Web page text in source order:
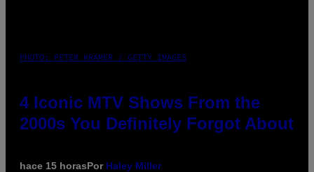
PHOTO: PETER KRAMER / GETTY IMAGES
4 Iconic MTV Shows From the
2000s You Definitely Forgot About
hace 15 horasPor Haley Miller